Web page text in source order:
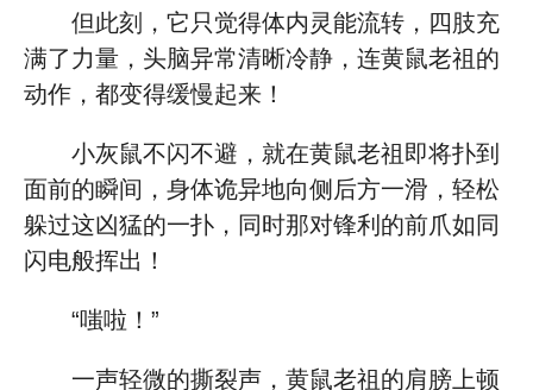
但此刻，它只觉得体内灵能流转，四肢充
满了力量，头脑异常清晰冷静，连黄鼠老祖的
动作，都变得缓慢起来！
小灰鼠不闪不避，就在黄鼠老祖即将扑到
面前的瞬间，身体诡异地向侧后方一滑，轻松
躲过这凶猛的一扑，同时那对锋利的前爪如同
闪电般挥出！
“嗤啦！”
一声轻微的撕裂声，黄鼠老祖的肩膀上顿